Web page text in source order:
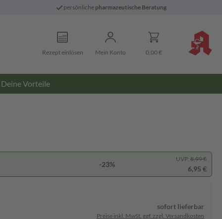
persönliche pharmazeutische Beratung
Rezept einlösen Mein Konto 0,00 €
Deine Vorteile
-23%
UVP: 8,99 €
6,95 €
sofort lieferbar
Preise inkl. MwSt. ggf. zzgl. Versandkosten